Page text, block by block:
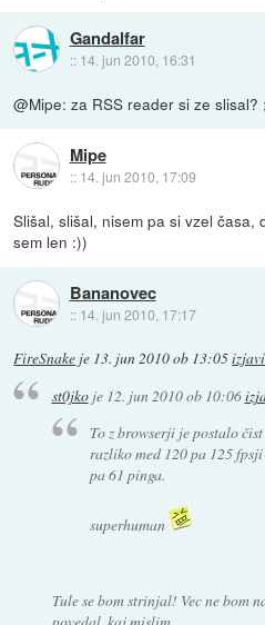
Gandalfar
:: 14. jun 2010, 16:31
@Mipe: za RSS reader si ze slisal?
Mipe
:: 14. jun 2010, 17:09
Slišal, slišal, nisem pa si vzel časa,
sem len :))
Bananovec
:: 14. jun 2010, 17:17
FireSnake je 13. jun 2010 ob 13:05
st0jkoje 12. jun 2010 ob 10:06
To z browserji je postalo
razliko med 120 pa 125
pa 61 pinga.
superhuman
Tule se bom strinjal! Vec ne bom
povedal, kaj mislim.